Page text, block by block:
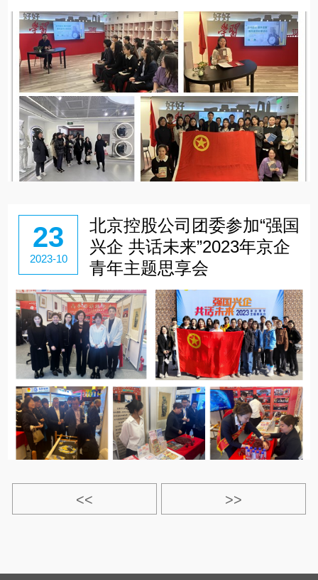
23
2023-10
北京控股公司团委参加“强国
兴企 共话未来”2023年京企
青年主题思享会
<< >>